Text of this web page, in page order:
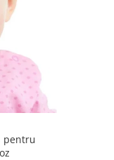
pentru